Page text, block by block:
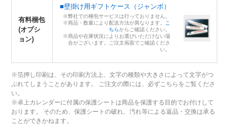
有料梱包
(オプシ
ョン)
■壁掛け用ギフトケース（ジャンボ）
※弊社での梱包サービスは行っておりません。
※商品・数量により配送方法が異なります。 こ
ちらからご確認ください。
※商品や在庫状況によりお選びいただけない場
合がございます。ご注文画面でご確認くださ
い。
※箔押し印刷は、その印刷方法上、文字の種類や大きさによって文字がつ
ぶれてしまうことがあります。 ご注文の際には、必ずこちらをご覧くださ
い。
※卓上カレンダーに付属の保護シートは商品を保護する目的でお付けして
おります。 そのため、保護シートの破れ、汚れ等による返品・交換は承る
ことができかねます。